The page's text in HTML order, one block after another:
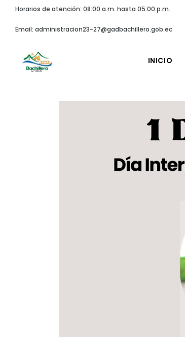
Horarios de atención: 08:00 a.m. hasta 05:00 p.m.
Email: administracion23-27@gadbachillero.gob.ec
INICIO